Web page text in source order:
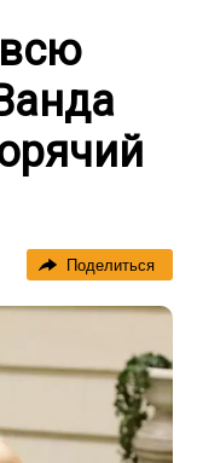
Поделиться